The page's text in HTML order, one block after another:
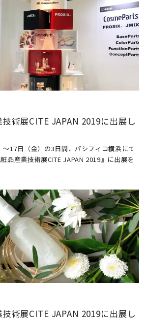
術展CITE JAPAN 2019に出展し
～17日（金）の3日間、パシフィコ横浜にて
品産業技術展CITE JAPAN 2019』に出展を
術展CITE JAPAN 2019に出展し